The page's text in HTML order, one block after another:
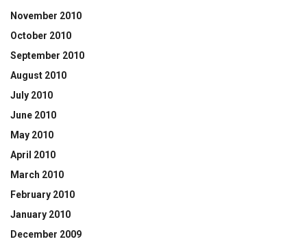
November 2010
October 2010
September 2010
August 2010
July 2010
June 2010
May 2010
April 2010
March 2010
February 2010
January 2010
December 2009